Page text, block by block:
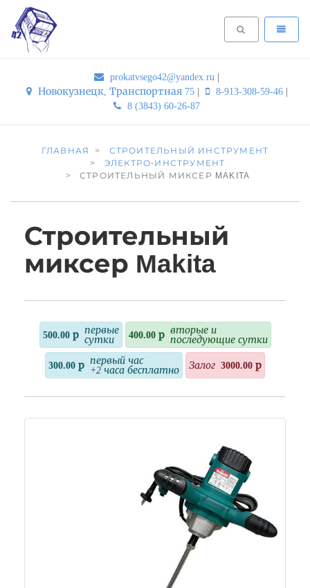
prokatvsego42@yandex.ru |
Новокузнецк, Транспортная 75 | 8-913-308-59-46 |
8 (3843) 60-26-87
ГЛАВНАЯ
СТРОИТЕЛЬНЫЙ ИНСТРУМЕНТ
ЭЛЕКТРО-ИНСТРУМЕНТ
СТРОИТЕЛЬНЫЙ МИКСЕР MAKITA
Строительный
миксер Makita
500.00 р первые
сутки
400.00 р вторые и
последующие сутки
300.00 р первый час
+2 часа бесплатно
Залог 3000.00 р